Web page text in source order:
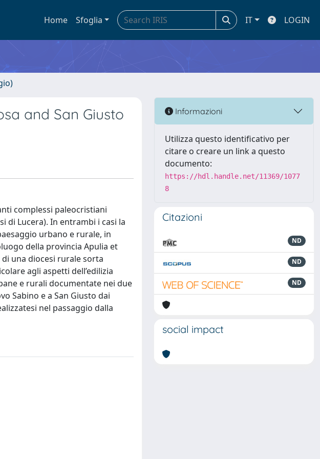
Home Sfoglia IT LOGIN
and San Giusto
complessi paleocristiani
di Lucera). In entrambi i casi la
urbano e rurale, in
della provincia Apulia et
una diocesi rurale sorta
agli aspetti dell’edilizia
e rurali documentate nei due
Sabino e a San Giusto dai
nel passaggio dalla
Informazioni
Utilizza questo identificativo per
citare o creare un link a questo
documento:
https://hdl.handle.net/11369/1077
8
Citazioni
ND
ND
ND
social impact